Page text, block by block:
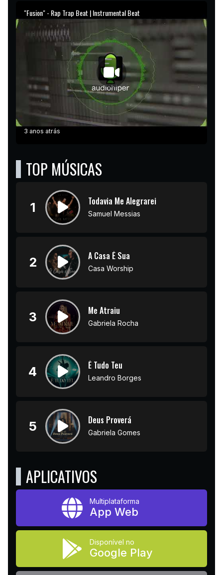
"Fusion" - Rap Trap Beat | Instrumental Beat
3 anos atrás
TOP MÚSICAS
1 Todavia Me Alegrarei
Samuel Messias
2 A Casa É Sua
Casa Worship
3 Me Atraiu
Gabriela Rocha
4 É Tudo Teu
Leandro Borges
5 Deus Proverá
Gabriela Gomes
APLICATIVOS
Multiplataforma
App Web
Disponível no
Google Play